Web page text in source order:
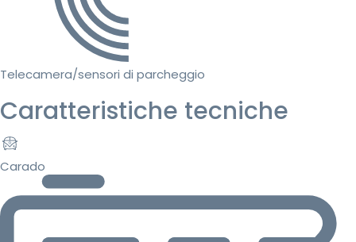
Telecamera/sensori di parcheggio
Caratteristiche tecniche
Carado